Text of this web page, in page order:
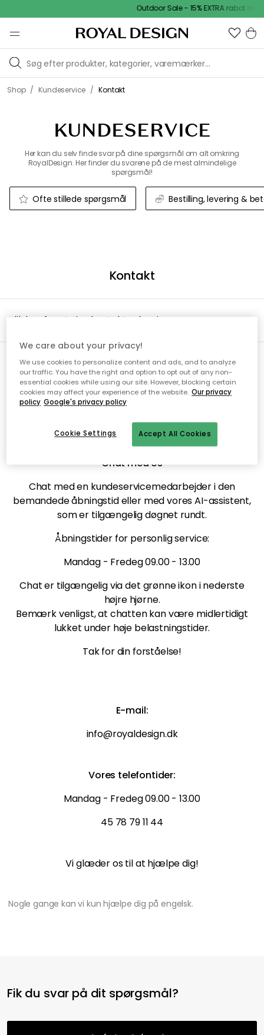
Outdoor Sale - 15% EXTRA rabat med
Shop / Kundeservice / Kontakt
KUNDESERVICE
Her kan du selv finde svar på dine spørgsmål om alt omkring
RoyalDesign. Her finder du svarene på de mest almindelige
spørgsmål!
Ofte stillede spørgsmål Bestilling, levering &
Kontakt
Klik her for at vise kontaktoplysninger
Hvis du fortrinsvis vil kontakte os?
Chat med os
Chat med en kundeservicemedarbejder i den
bemandede åbningstid eller med vores AI-assistent,
som er tilgængelig døgnet rundt.
Åbningstider for personlig service:
Mandag - Fredeg 09.00 - 13.00
Chat er tilgængelig via det grønne ikon i nederste
højre hjørne.
Bemærk venligst, at chatten kan være midlertidigt
lukket under høje belastningstider.
Tak for din forståelse!
E-mail:
info@royaldesign.dk
Vores telefontider:
Mandag - Fredeg 09.00 - 13.00
45 78 79 11 44
Vi glæder os til at hjælpe dig!
Nogle gange kan vi kun hjælpe dig på engelsk.
Fik du svar på dit spørgsmål?
We care about your privacy!
We use cookies to personalize content and ads, and to analyze
our traffic. You have the right and option to opt out of any non-
essential cookies while using our site. However, blocking certain
cookies may affect your experience of the website. Our privacy
policy Google's privacy policy
Accept All Cookies
Cookie Settings